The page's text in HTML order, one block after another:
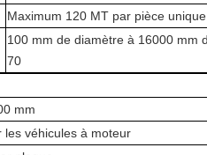
Maximum 120 MT par pièce unique.
100 mm de diamètre à 16000 mm
70
mm
les véhicules à moteur